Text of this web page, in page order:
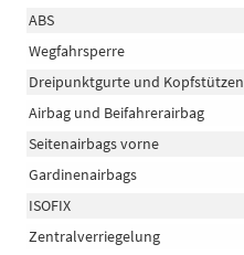
ABS
Wegfahrsperre
Dreipunktgurte und Kopfstützen
Airbag und Beifahrerairbag
Seitenairbags vorne
Gardinenairbags
ISOFIX
Zentralverriegelung